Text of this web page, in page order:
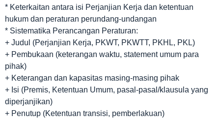
* Keterkaitan antara isi Perjanjian Kerja dan ketentuan
hukum dan peraturan perundang-undangan
* Sistematika Perancangan Peraturan:
+ Judul (Perjanjian Kerja, PKWT, PKWTT, PKHL, PKL)
+ Pembukaan (keterangan waktu, statement umum para
pihak)
+ Keterangan dan kapasitas masing-masing pihak
+ Isi (Premis, Ketentuan Umum, pasal-pasal/klausula yang
diperjanjikan)
+ Penutup (Ketentuan transisi, pemberlakuan)